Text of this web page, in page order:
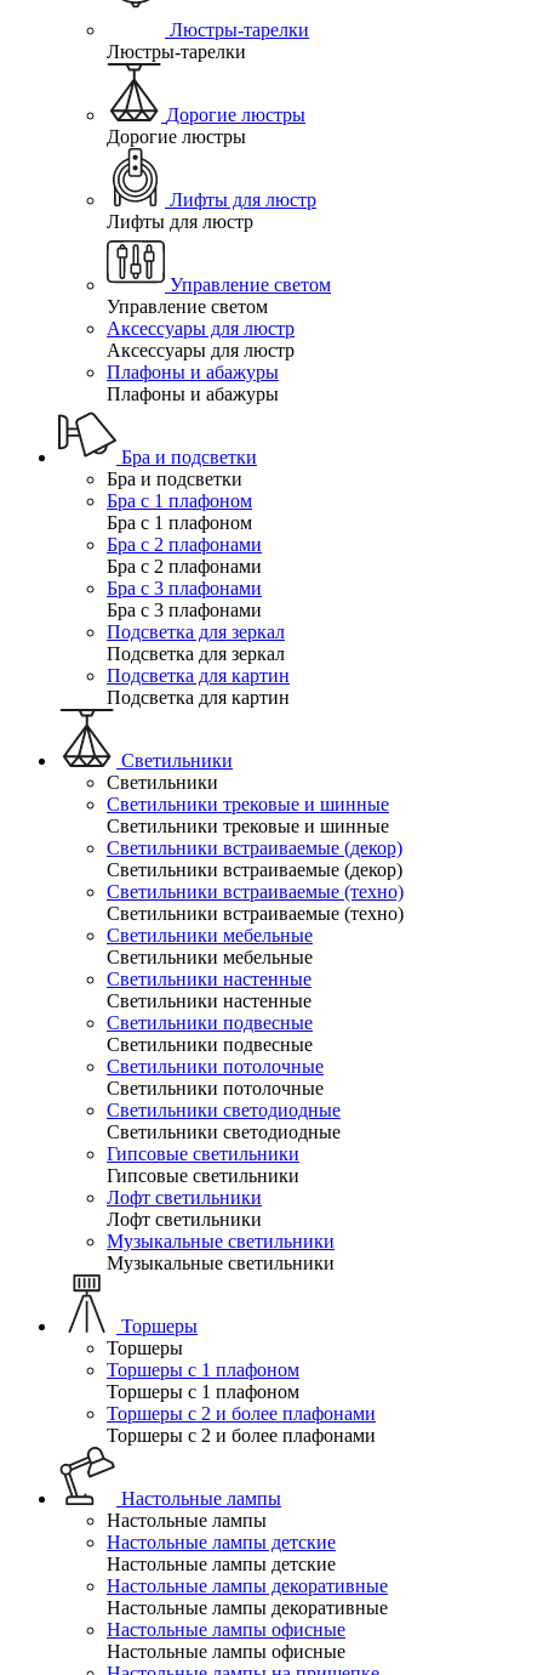
Люстры-тарелки
Люстры-тарелки
Дорогие люстры
Дорогие люстры
Лифты для люстр
Лифты для люстр
Управление светом
Управление светом
Аксессуары для люстр
Аксессуары для люстр
Плафоны и абажуры
Плафоны и абажуры
Бра и подсветки
Бра и подсветки
Бра с 1 плафоном
Бра с 1 плафоном
Бра с 2 плафонами
Бра с 2 плафонами
Бра с 3 плафонами
Бра с 3 плафонами
Подсветка для зеркал
Подсветка для зеркал
Подсветка для картин
Подсветка для картин
Светильники
Светильники
Светильники трековые и шинные
Светильники трековые и шинные
Светильники встраиваемые (декор)
Светильники встраиваемые (декор)
Светильники встраиваемые (техно)
Светильники встраиваемые (техно)
Светильники мебельные
Светильники мебельные
Светильники настенные
Светильники настенные
Светильники подвесные
Светильники подвесные
Светильники потолочные
Светильники потолочные
Светильники светодиодные
Светильники светодиодные
Гипсовые светильники
Гипсовые светильники
Лофт светильники
Лофт светильники
Музыкальные светильники
Музыкальные светильники
Торшеры
Торшеры
Торшеры с 1 плафоном
Торшеры с 1 плафоном
Торшеры с 2 и более плафонами
Торшеры с 2 и более плафонами
Настольные лампы
Настольные лампы
Настольные лампы детские
Настольные лампы детские
Настольные лампы декоративные
Настольные лампы декоративные
Настольные лампы офисные
Настольные лампы офисные